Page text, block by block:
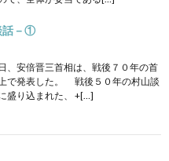
話－①
、安倍晋三首相は、戦後７０年の首
で発表した。 戦後５０年の村山談
盛り込まれた、 +[…]